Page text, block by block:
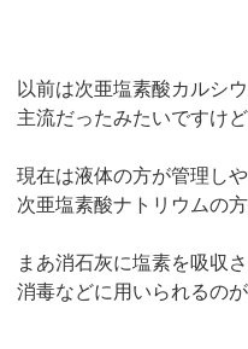
以前は次亜塩素酸カルシ
主流だったみたいですけど
現在は液体の方が管理し
次亜塩素酸ナトリウムの
まあ消石灰に塩素を吸収
消毒などに用いられるのが